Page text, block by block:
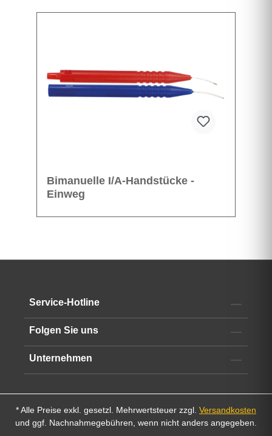
Bimanuelle I/A-Handstücke -
Einweg
Service-Hotline
Folgen Sie uns
Unternehmen
* Alle Preise exkl. gesetzl. Mehrwertsteuer zzgl. Versandkosten
und ggf. Nachnahmegebühren, wenn nicht anders angegeben.